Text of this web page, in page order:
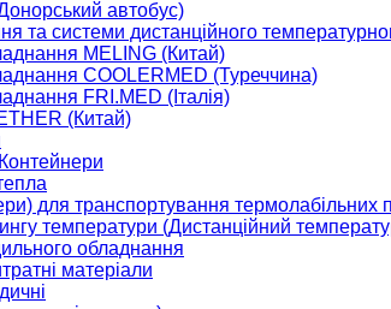
автобус)
та системи дистанційного
MELING (Китай)
COOLERMED (Туреччина)
FRI.MED (Італія)
(Китай)
для транспортування термолабільних
температури (Дистанційний
обладнання
матеріали